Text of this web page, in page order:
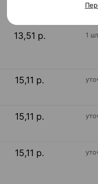
13,51 р. 1
15,11 р.
15,11 р.
15,11 р.